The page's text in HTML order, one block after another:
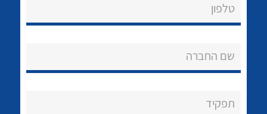
אודות
לכל מוצרי היצרן
טלפון
שם החברה
תפקיד